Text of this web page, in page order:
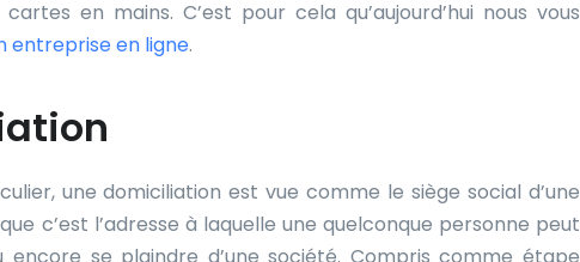
en mains. C’est pour cela qu’aujourd’hui nous vous
entreprise en ligne.
une domiciliation est vue comme le siège social d’une
c’est l’adresse à laquelle une quelconque personne peut
se plaindre d’une société. Compris comme étape